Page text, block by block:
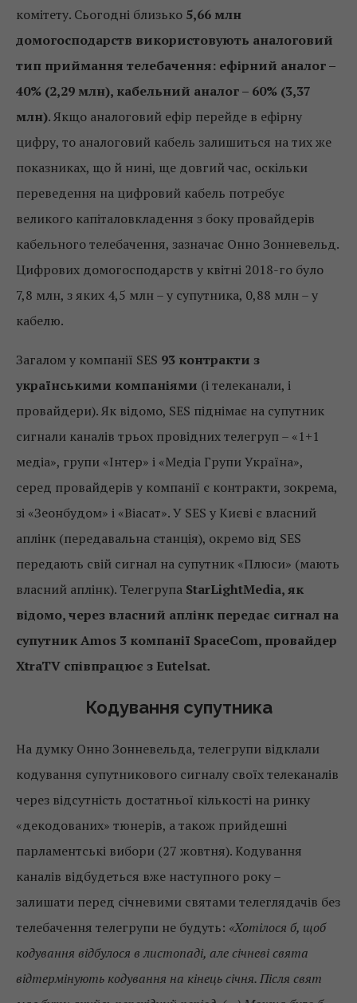
комітету. Сьогодні близько 5,66 млн
домогосподарств використовують аналоговий
тип приймання телебачення: ефірний аналог –
40% (2,29 млн), кабельний аналог – 60% (3,37
млн). Якщо аналоговий ефір перейде в ефірну
цифру, то аналоговий кабель залишиться на тих же
показниках, що й нині, ще довгий час, оскільки
переведення на цифровий кабель потребує
великого капіталовкладення з боку провайдерів
кабельного телебачення, зазначає Онно Зонневельд.
Цифрових домогосподарств у квітні 2018-го було
7,8 млн, з яких 4,5 млн – у супутника, 0,88 млн – у
кабелю.
Загалом у компанії SES 93 контракти з
українськими компаніями (і телеканали, і
провайдери). Як відомо, SES піднімає на супутник
сигнали каналів трьох провідних телегруп – «1+1
медіа», групи «Інтер» і «Медіа Групи Україна»,
серед провайдерів у компанії є контракти, зокрема,
зі «Зеонбудом» і «Віасат». У SES у Києві є власний
аплінк (передавальна станція), окремо від SES
передають свій сигнал на супутник «Плюси» (мають
власний аплінк). Телегрупа StarLightMedia, як
відомо, через власний аплінк передає сигнал на
супутник Amos 3 компанії SpaceCom, провайдер
XtraTV співпрацює з Eutelsat.
Кодування супутника
На думку Онно Зонневельда, телегрупи відклали
кодування супутникового сигналу своїх телеканалів
через відсутність достатньої кількості на ринку
«декодованих» тюнерів, а також прийдешні
парламентські вибори (27 жовтня). Кодування
каналів відбудеться вже наступного року –
залишати перед січневими святами телеглядачів без
телебачення телегрупи не будуть: «Хотілося б, щоб
кодування відбулося в листопаді, але січневі свята
відтермінують кодування на кінець січня. Після свят